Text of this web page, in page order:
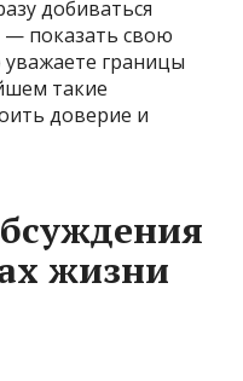
добиваться
— показать свою
границы
такие
доверие и
жизни